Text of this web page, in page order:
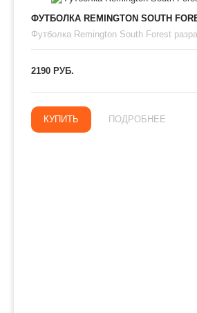
ФУТБОЛКА REMINGTON SOUTH
Футболка Remington South Forest
2190 РУБ.
КУПИТЬ ПОДРОБНЕЕ